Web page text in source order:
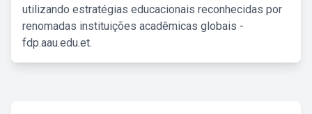
utilizando estratégias educacionais reconhecidas por
renomadas instituições acadêmicas globais -
fdp.aau.edu.et.